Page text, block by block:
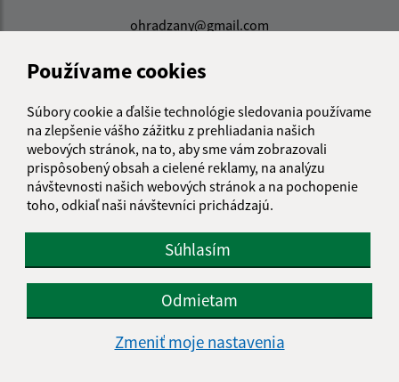
Používame cookies
Súbory cookie a ďalšie technológie sledovania používame
na zlepšenie vášho zážitku z prehliadania našich
webových stránok, na to, aby sme vám zobrazovali
prispôsobený obsah a cielené reklamy, na analýzu
návštevnosti našich webových stránok a na pochopenie
toho, odkiaľ naši návštevníci prichádzajú.
Súhlasím
Odmietam
Zmeniť moje nastavenia
ohradzany@gmail.com
IČO: 00323322